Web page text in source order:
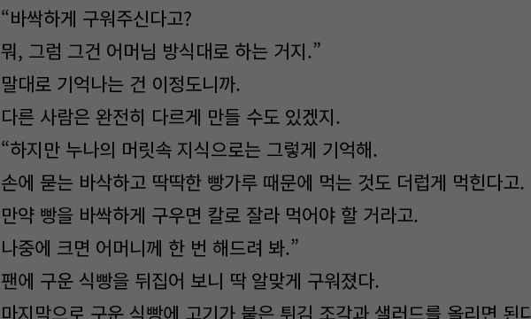
“바싹하게 구워주신다고?
뭐, 그럼 그건 어머님 방식대로 하는 거지.”
말대로 기억나는 건 이정도니까.
다른 사람은 완전히 다르게 만들 수도 있겠지.
“하지만 누나의 머릿속 지식으로는 그렇게 기억해.
손에 묻는 바삭하고 딱딱한 빵가루 때문에 먹는 것도 더럽게 먹힌다고.
만약 빵을 바싹하게 구우면 칼로 잘라 먹어야 할 거라고.
나중에 크면 어머니께 한 번 해드려 봐.”
팬에 구운 식빵을 뒤집어 보니 딱 알맞게 구워졌다.
마지막으로 구운 식빵에 고기가 붙은 튀김 조각과 샐러드를 올리면 된